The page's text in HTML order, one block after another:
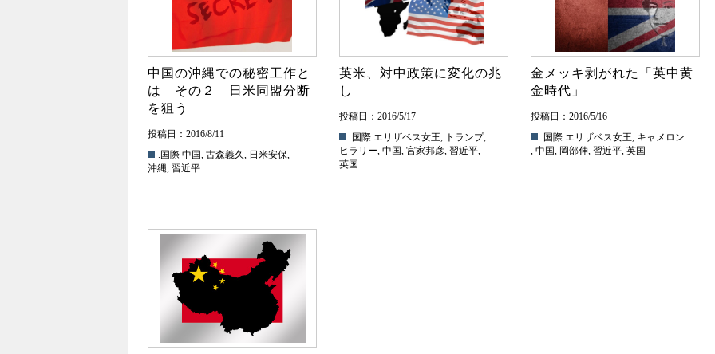
中国の沖縄での秘密工作と
は その２ 日米同盟分断
を狙う
投稿日：2016/8/11
.国際 中国, 古森義久, 日米安保,
沖縄, 習近平
英米、対中政策に変化の兆
し
投稿日：2016/5/17
.国際 エリザベス女王, トランプ,
ヒラリー, 中国, 宮家邦彦, 習近平,
英国
金メッキ剥がれた「英中黄
金時代」
投稿日：2016/5/16
.国際 エリザベス女王, キャメロン
, 中国, 岡部伸, 習近平, 英国